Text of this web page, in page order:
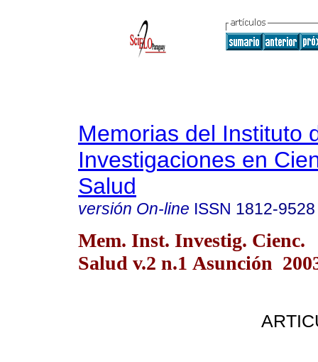
Memorias del Instituto
Investigaciones en
Salud
versión On-line ISSN 1812-9528
Mem. Inst. Investig. Cienc.
Salud v.2 n.1 Asunción